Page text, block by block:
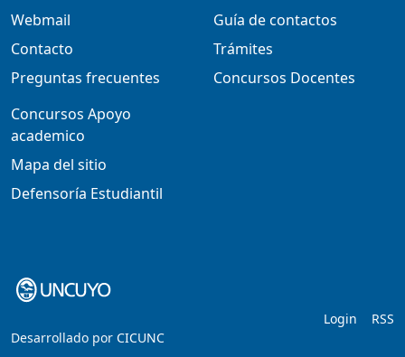
Webmail
Contacto
Preguntas frecuentes
Guía de contactos
Trámites
Concursos Docentes
Concursos Apoyo
academico
Mapa del sitio
Defensoría Estudiantil
Login
RSS
Desarrollado por CICUNC